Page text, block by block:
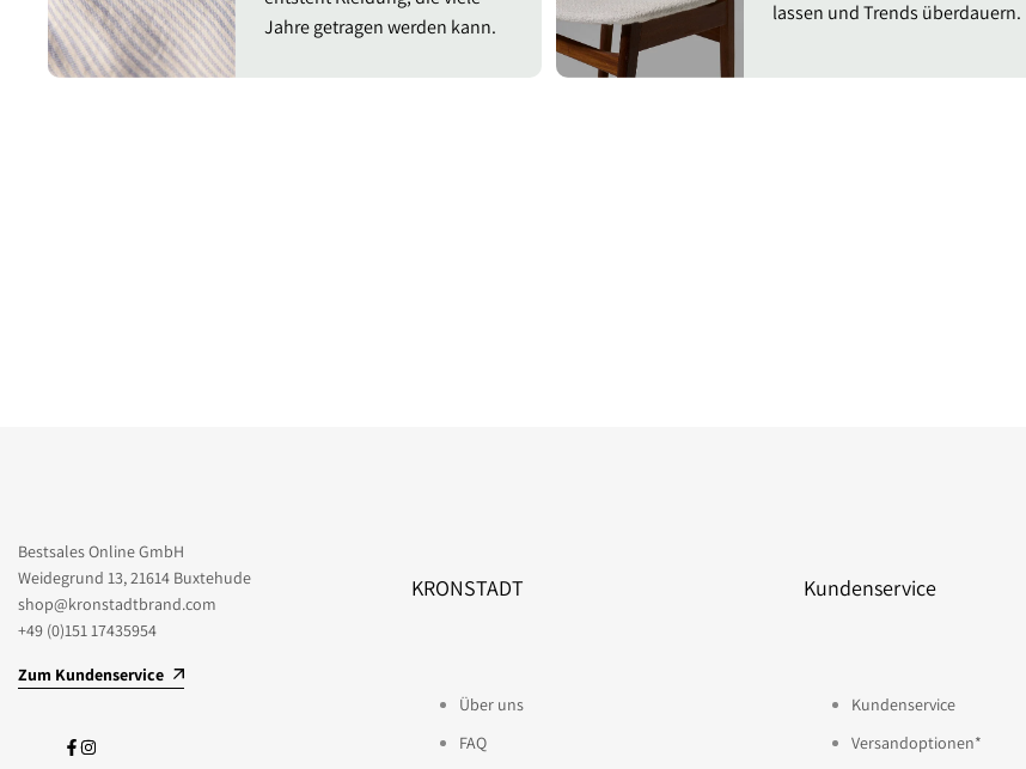
Jahre getragen werden kann.
lassen und Trends überdauern.
Bestsales Online GmbH
Weidegrund 13, 21614 Buxtehude
shop@kronstadtbrand.com
+49 (0)151 17435954
Zum Kundenservice
Facebook
Instagram
KRONSTADT
Über uns
FAQ
Kundenservice
Kundenservice
Versandoptionen*